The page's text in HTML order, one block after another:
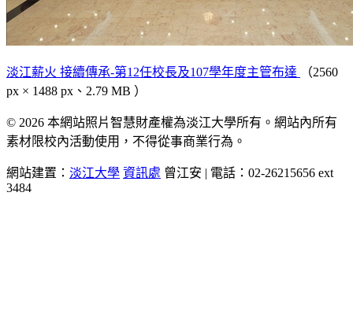
淡江薪火 接續傳承-第12任校長及107學年度主管布達
（2560
px × 1488 px、2.79 MB ）
© 2026 本網站照片智慧財產權為淡江大學所有。網站內所有
素材限校內活動使用，不得從事商業行為。
網站建置： 淡江大學 資訊處 曾江安 | 電話：02-26215656 ext
3484